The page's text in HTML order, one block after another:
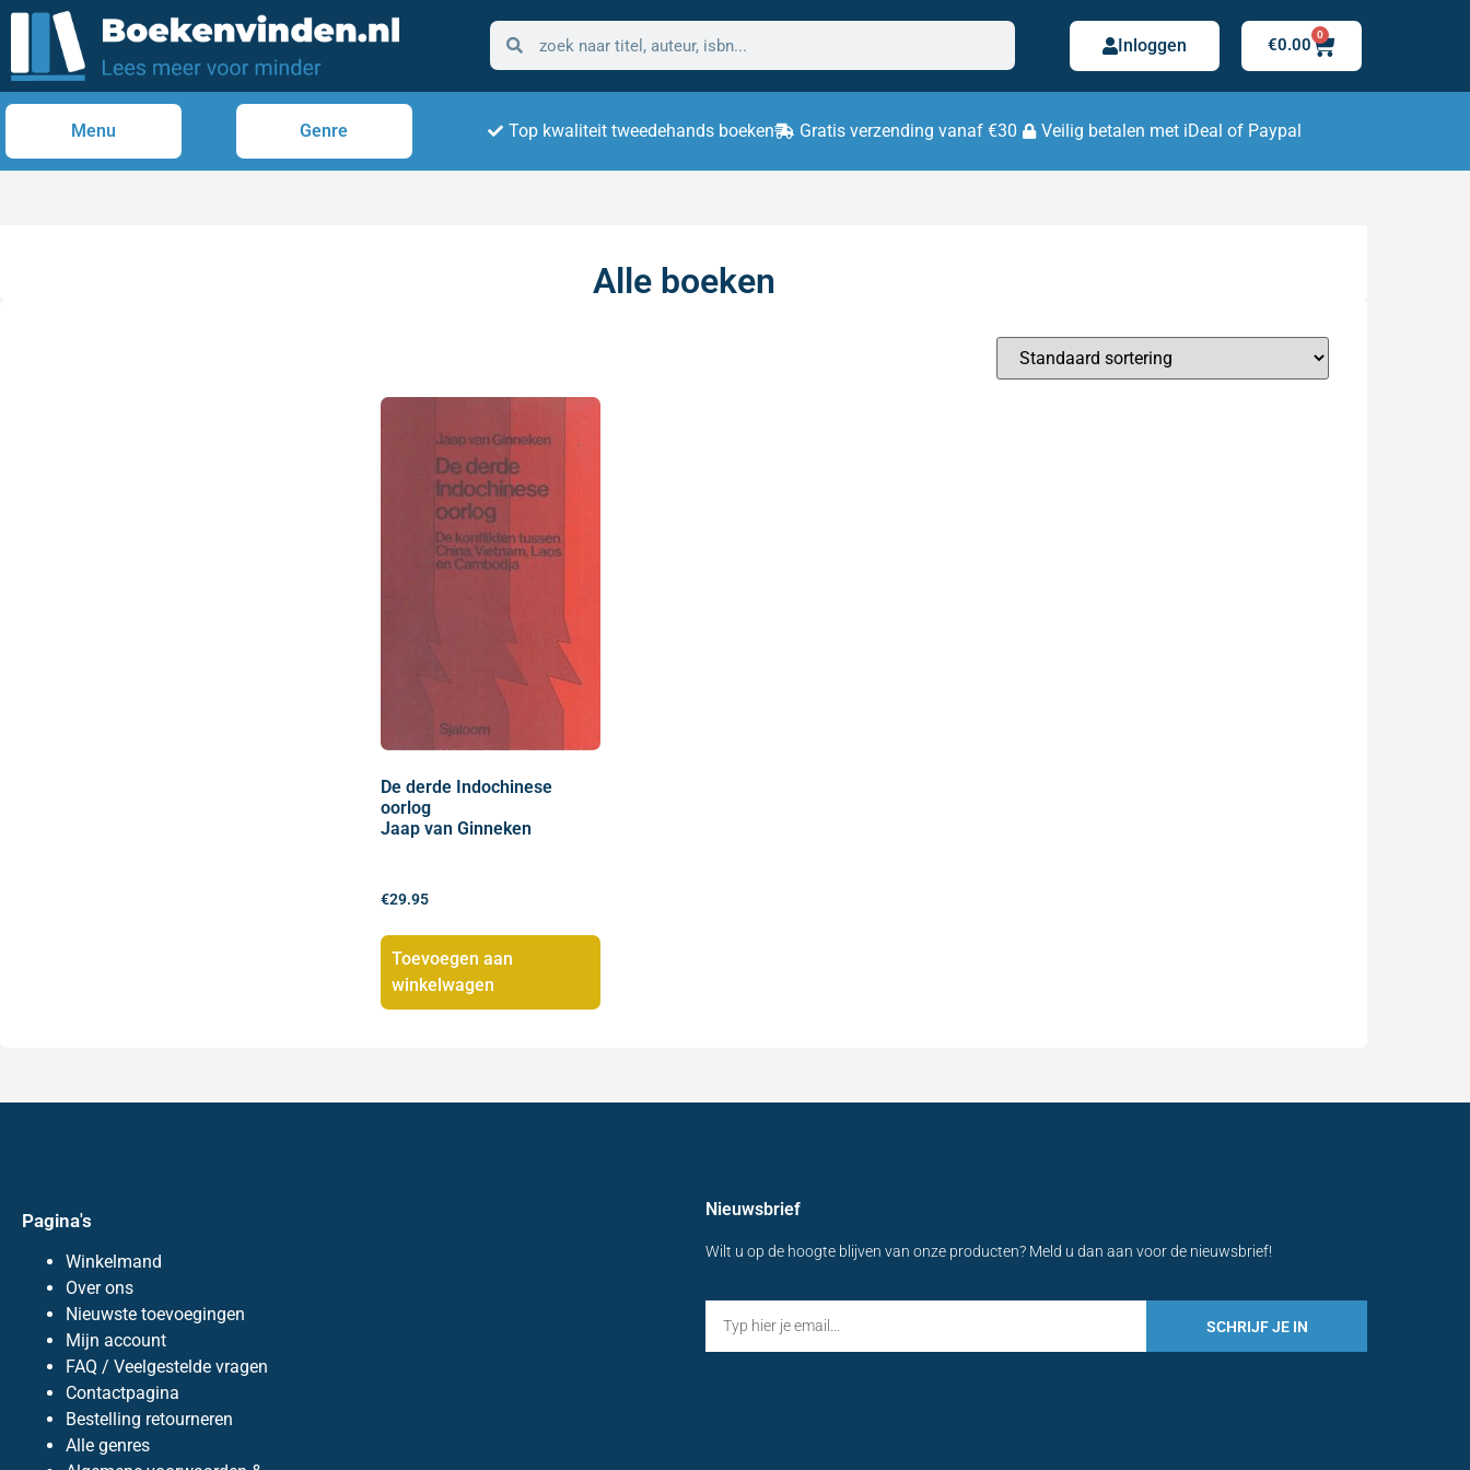
Inloggen €0.00
0
Menu Genre Top kwaliteit tweedehands boeken Gratis verzending vanaf €30 Veilig betalen met iDeal of Paypal
Alle boeken
De derde Indochinese
oorlog
Jaap van Ginneken
€29.95
Toevoegen aan
winkelwagen
Pagina's
Winkelmand
Over ons
Nieuwste toevoegingen
Mijn account
FAQ / Veelgestelde vragen
Contactpagina
Bestelling retourneren
Alle genres
Nieuwsbrief
Wilt u op de hoogte blijven van onze producten? Meld u dan aan voor de nieuwsbrief!
SCHRIJF JE IN